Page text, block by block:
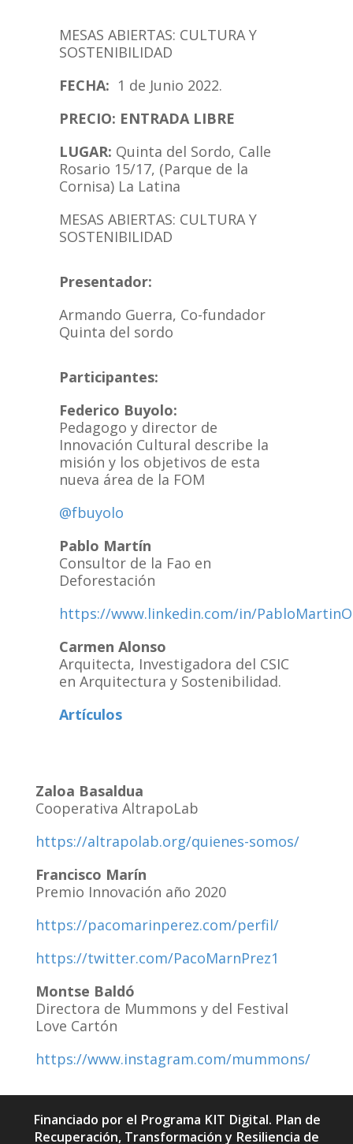
MESAS ABIERTAS: CULTURA Y
SOSTENIBILIDAD
FECHA: 1 de Junio 2022.
PRECIO: ENTRADA LIBRE
LUGAR: Quinta del Sordo, Calle
Rosario 15/17, (Parque de la
Cornisa) La Latina
MESAS ABIERTAS: CULTURA Y
SOSTENIBILIDAD
Presentador:
Armando Guerra, Co-fundador
Quinta del sordo
Participantes:
Federico Buyolo:
Pedagogo y director de
Innovación Cultural describe la
misión y los objetivos de esta
nueva área de la FOM
@fbuyolo
Pablo Martín
Consultor de la Fao en
Deforestación
https://www.linkedin.com/in/
Carmen Alonso
Arquitecta, Investigadora del CSIC
en Arquitectura y Sostenibilidad.
Artículos
Zaloa Basaldua
Cooperativa AltrapoLab
https://altrapolab.org/quienes-somos/
Francisco Marín
Premio Innovación año 2020
https://pacomarinperez.com/perfil/
https://twitter.com/PacoMarnPrez1
Montse Baldó
Directora de Mummons y del Festival
Love Cartón
https://www.instagram.com/mummons/
Financiado por el Programa KIT Digital. Plan de
Recuperación, Transformación y Resiliencia de